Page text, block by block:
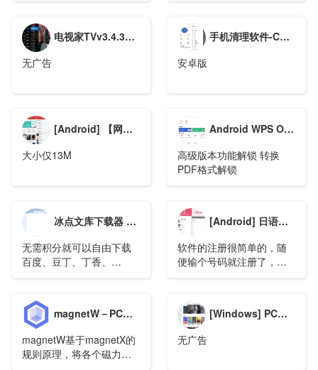
众银行提供服务，所以不
用担心安全问题。按照...
电视家TVv3.4.30去除广告解锁全频道版
无广告
手机清理软件-CCleaner v5.1.1 专业版
安卓版
[Android] 【网易云音乐】去广告极致精简版
大小仅13M
Android WPS Office v12.8 直装高级版（国际版）
高级版本功能解锁 转换
PDF格式解锁
冰点文库下载器 v3.2.14(0903) 去广告绿色版本
无需积分就可以自由下载
百度、豆丁、丁香、
[Android] 日语U学院_5.4.4
软件的注册很简单的，随
便输个号码就注册了，啥
magnetW－PC版BT磁力链接聚合搜索
magnetW基于magnetX的
规则原理，将各个磁力站
​[Windows] PC酷我音乐v9.1.1.2纯净版
无广告